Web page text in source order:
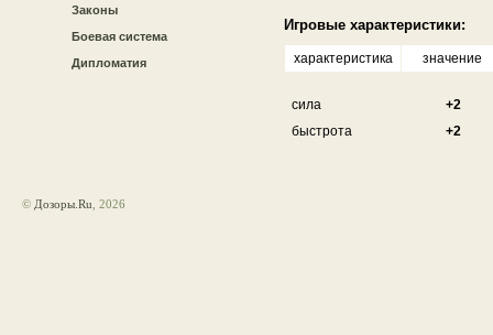
Законы
Боевая система
Дипломатия
Игровые характеристики:
характеристика значение
сила
+2
быстрота
+2
© Дозоры.Ru , 2026